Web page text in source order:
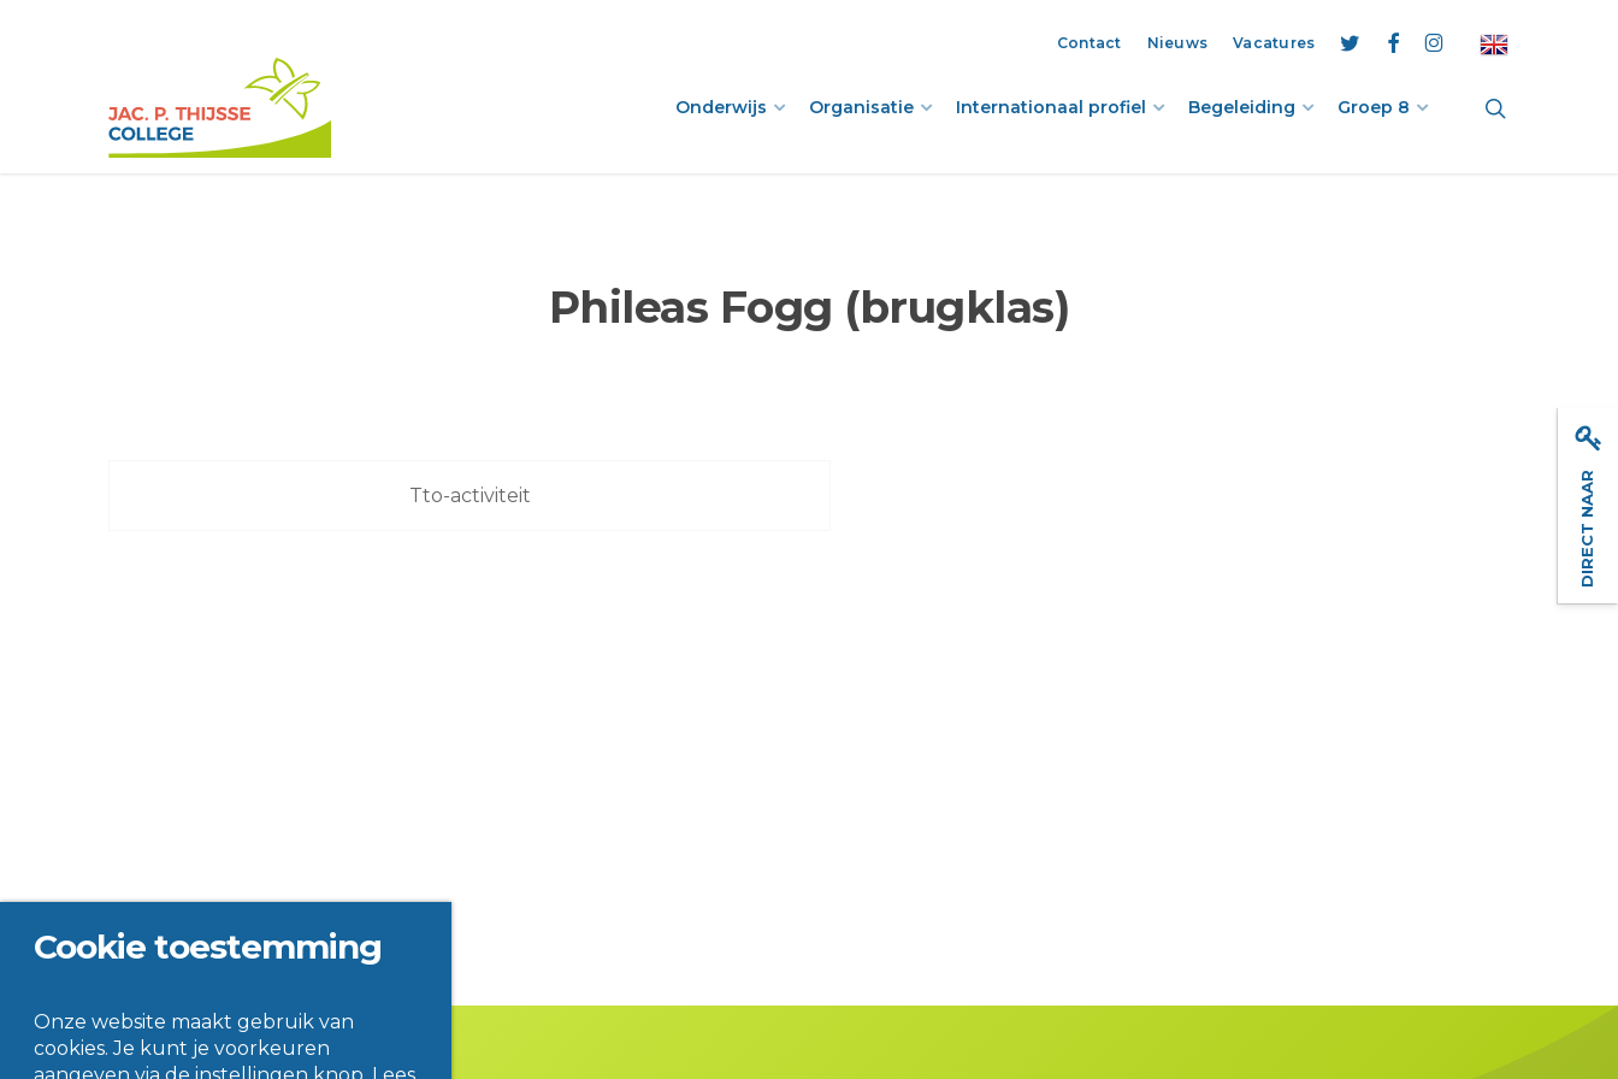
twitterfacebookinstagram
Contact Nieuws Vacatures
Onderwijs Organisatie Internationaal profiel Begeleiding Groep 8
Phileas Fogg (brugklas)
Tto-activiteit DIRECT NAAR
Cookie toestemming
Onze website maakt gebruik van
cookies. Je kunt je voorkeuren